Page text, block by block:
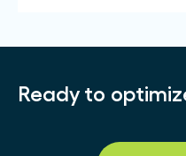
Ready to